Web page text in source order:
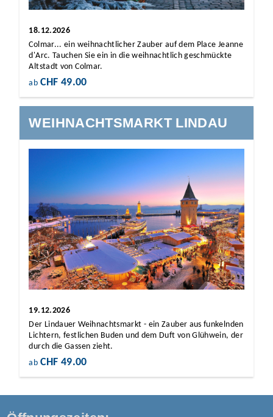
18.12.2026
Colmar... ein weihnachtlicher Zauber auf dem Place Jeanne
d'Arc. Tauchen Sie ein in die weihnachtlich geschmückte
Altstadt von Colmar.
ab CHF 49.00
WEIHNACHTSMARKT LINDAU
19.12.2026
Der Lindauer Weihnachtsmarkt - ein Zauber aus funkelnden
Lichtern, festlichen Buden und dem Duft von Glühwein, der
durch die Gassen zieht.
ab CHF 49.00